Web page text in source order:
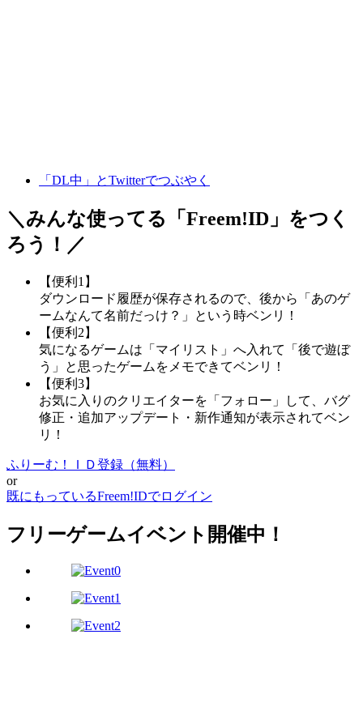
「DL中」とTwitterでつぶやく
＼みんな使ってる「 Freem!ID 」をつく
ろう！／
【便利1】
ダウンロード履歴が保存されるので、後から「あのゲ
ームなんて名前だっけ？」という時ベンリ！
【便利2】
気になるゲームは「マイリスト」へ入れて「後で遊ぼ
う」と思ったゲームをメモできてベンリ！
【便利3】
お気に入りのクリエイターを「フォロー」して、バグ
修正・追加アップデート・新作通知が表示されてベン
リ！
ふりーむ！ＩＤ登録（無料）
or
既にもっているFreem!IDでログイン
フリーゲームイベント開催中！